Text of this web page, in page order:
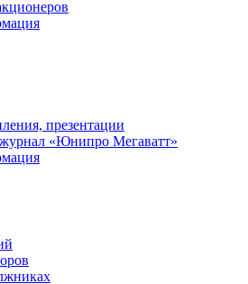
презентации
«Юнипро Мегаватт»